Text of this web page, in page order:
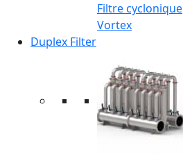
Filtre cyclonique
Vortex
Duplex Filter